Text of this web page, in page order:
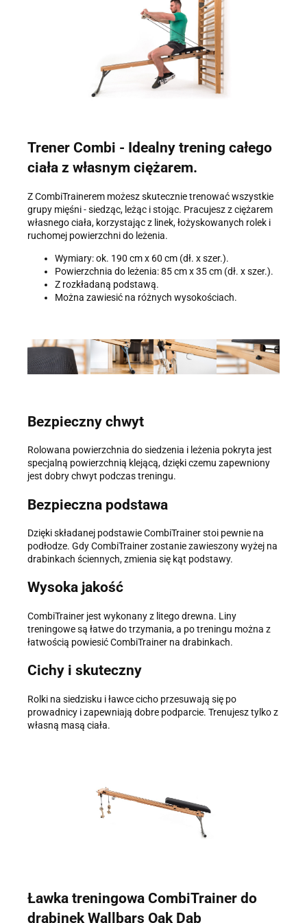
Trener Combi - Idealny trening całego
ciała z własnym ciężarem.
Z CombiTrainerem możesz skutecznie trenować wszystkie
grupy mięśni - siedząc, leżąc i stojąc. Pracujesz z ciężarem
własnego ciała, korzystając z linek, łożyskowanych rolek i
ruchomej powierzchni do leżenia.
Wymiary: ok. 190 cm x 60 cm (dł. x szer.).
Powierzchnia do leżenia: 85 cm x 35 cm (dł. x szer.).
Z rozkładaną podstawą.
Można zawiesić na różnych wysokościach.
Bezpieczny chwyt
Rolowana powierzchnia do siedzenia i leżenia pokryta jest
specjalną powierzchnią klejącą, dzięki czemu zapewniony
jest dobry chwyt podczas treningu.
Bezpieczna podstawa
Dzięki składanej podstawie CombiTrainer stoi pewnie na
podłodze. Gdy CombiTrainer zostanie zawieszony wyżej na
drabinkach ściennych, zmienia się kąt podstawy.
Wysoka jakość
CombiTrainer jest wykonany z litego drewna. Liny
treningowe są łatwe do trzymania, a po treningu można z
łatwością powiesić CombiTrainer na drabinkach.
Cichy i skuteczny
Rolki na siedzisku i ławce cicho przesuwają się po
prowadnicy i zapewniają dobre podparcie. Trenujesz tylko z
własną masą ciała.
Ławka treningowa CombiTrainer do
drabinek Wallbars Oak Dąb